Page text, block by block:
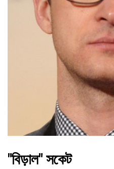
"বিড়াল" সকেট